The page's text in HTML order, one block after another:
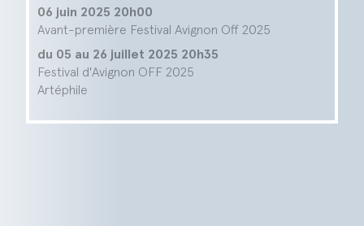
06 juin 2025 20h00
Avant-première Festival Avignon Off 2025
du 05 au 26 juillet 2025 20h35
Festival d'Avignon OFF 2025
Artéphile